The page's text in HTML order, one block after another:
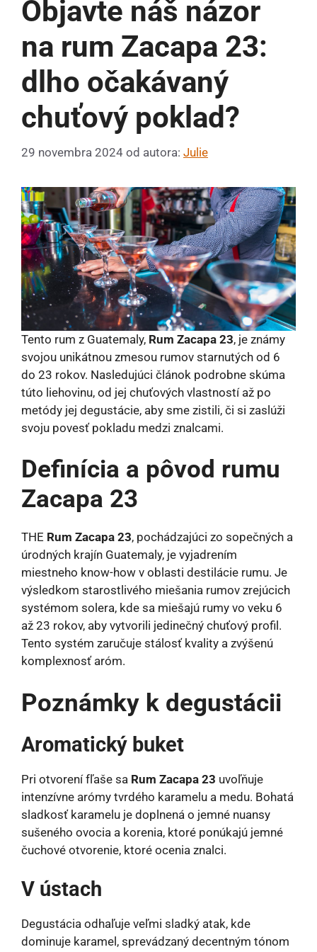
Objavte náš názor
na rum Zacapa 23:
dlho očakávaný
chuťový poklad?
29 novembra 2024 od autora: Julie
Tento rum z Guatemaly, Rum Zacapa 23, je známy
svojou unikátnou zmesou rumov starnutých od 6
do 23 rokov. Nasledujúci článok podrobne skúma
túto liehovinu, od jej chuťových vlastností až po
metódy jej degustácie, aby sme zistili, či si zaslúži
svoju povesť pokladu medzi znalcami.
Definícia a pôvod rumu
Zacapa 23
THE Rum Zacapa 23, pochádzajúci zo sopečných a
úrodných krajín Guatemaly, je vyjadrením
miestneho know-how v oblasti destilácie rumu. Je
výsledkom starostlivého miešania rumov zrejúcich
systémom solera, kde sa miešajú rumy vo veku 6
až 23 rokov, aby vytvorili jedinečný chuťový profil.
Tento systém zaručuje stálosť kvality a zvýšenú
komplexnosť aróm.
Poznámky k degustácii
Aromatický buket
Pri otvorení fľaše sa Rum Zacapa 23 uvoľňuje
intenzívne arómy tvrdého karamelu a medu. Bohatá
sladkosť karamelu je doplnená o jemné nuansy
sušeného ovocia a korenia, ktoré ponúkajú jemné
čuchové otvorenie, ktoré ocenia znalci.
V ústach
Degustácia odhaľuje veľmi sladký atak, kde
dominuje karamel, sprevádzaný decentným tónom